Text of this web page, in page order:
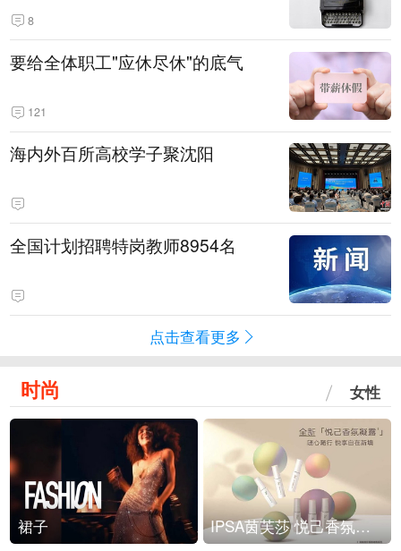
8
要给全体职工"应休尽休"的底气
121
海内外百所高校学子聚沈阳
全国计划招聘特岗教师8954名
点击查看更多
时尚 女性
裙子 IPSA茵芙莎 悦己香氛凝露上市